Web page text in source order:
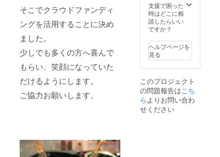
そこでクラウドファンディ
ングを活用することに決め
ました。
少しでも多くの方へ喜んで
もらい、笑顔になっていた
だけるようにします。
ご協力お願いします。
支援で困った
時はどこに相
談したらいい
ですか？
ヘルプページを
見る
このプロジェクト
の問題報告はこち
ら よりお問い合わ
せください